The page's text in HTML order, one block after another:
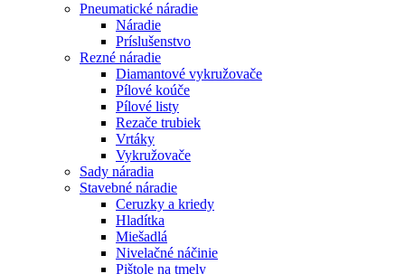
Pneumatické náradie
Náradie
Príslušenstvo
Rezné náradie
Diamantové vykružovače
Pílové koúče
Pílové listy
Rezače trubiek
Vrtáky
Vykružovače
Sady náradia
Stavebné náradie
Ceruzky a kriedy
Hladítka
Miešadlá
Nivelačné náčinie
Pištole na tmely